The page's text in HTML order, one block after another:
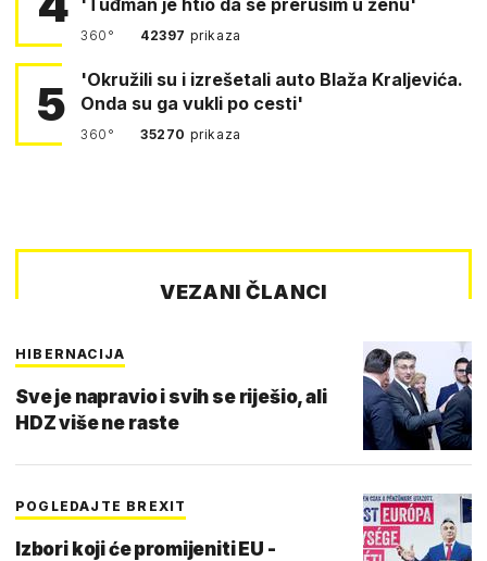
360° 42397 prikaza
5
'Okružili su i izrešetali auto Blaža Kraljevića.
Onda su ga vukli po cesti'
360° 35270 prikaza
VEZANI ČLANCI
HIBERNACIJA
Sve je napravio i svih se riješio, ali
HDZ više ne raste
POGLEDAJTE BREXIT
Izbori koji će promijeniti EU -